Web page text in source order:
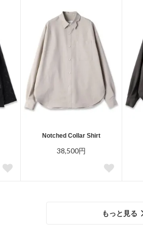
Notched Collar Shirt
38,500円
もっと見る